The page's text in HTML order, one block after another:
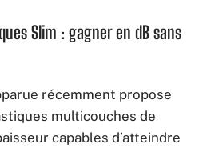
Slim : gagner en dB sans
récemment propose
multicouches de
capables d’atteindre